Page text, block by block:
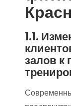
1.1.
залов к